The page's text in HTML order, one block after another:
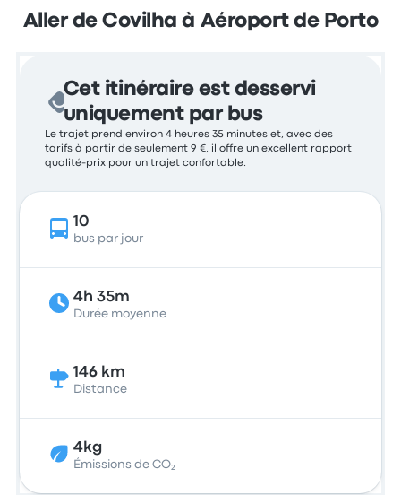
Aller de Covilha à Aéroport de Porto
Cet itinéraire est desservi
uniquement par bus
Le trajet prend environ 4 heures 35 minutes et, avec des
tarifs à partir de seulement 9 €, il offre un excellent rapport
qualité-prix pour un trajet confortable.
10
bus par jour
4h 35m
Durée moyenne
146 km
Distance
4kg
Émissions de CO₂